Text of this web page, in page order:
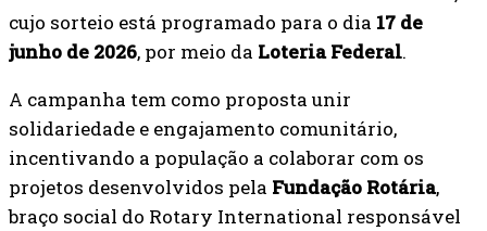
cujo sorteio está programado para o dia 17 de
junho de 2026, por meio da Loteria Federal.
A campanha tem como proposta unir
solidariedade e engajamento comunitário,
incentivando a população a colaborar com os
projetos desenvolvidos pela Fundação Rotária,
braço social do Rotary International responsável